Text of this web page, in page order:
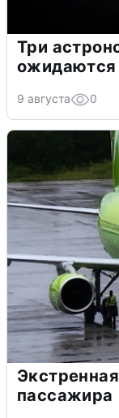
Три
ожидаются
9 августа 0
пассажира